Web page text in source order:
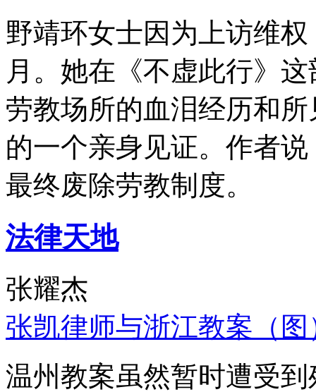
野靖环女士因为上访维
月。她在《不虚此行》
劳教场所的血泪经历和
的一个亲身见证。作者
最终废除劳教制度。
法律天地
张耀杰
张凯律师与浙江教案（图
温州教案虽然暂时遭受